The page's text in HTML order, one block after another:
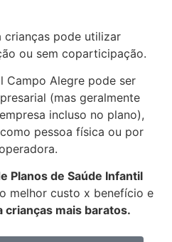
crianças pode utilizar
ou sem coparticipação.
Campo Alegre pode ser
(mas geralmente
incluso no plano),
pessoa física ou por
Planos de Saúde Infantil
melhor custo x benefício e
crianças mais baratos.